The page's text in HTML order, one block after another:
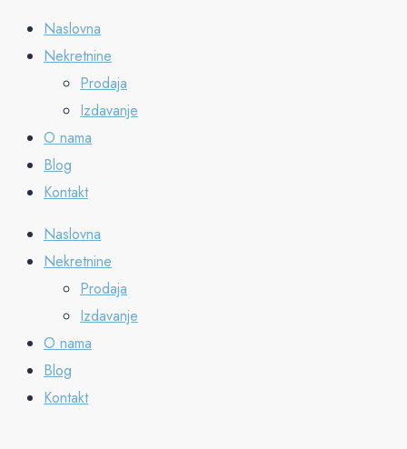
Naslovna
Nekretnine
Prodaja
Izdavanje
O nama
Blog
Kontakt
Naslovna
Nekretnine
Prodaja
Izdavanje
O nama
Blog
Kontakt